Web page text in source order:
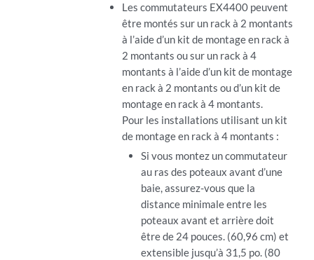
Les commutateurs EX4400 peuvent
être montés sur un rack à 2 montants
à l’aide d’un kit de montage en rack à
2 montants ou sur un rack à 4
montants à l’aide d’un kit de montage
en rack à 2 montants ou d’un kit de
montage en rack à 4 montants.
Pour les installations utilisant un kit
de montage en rack à 4 montants :
Si vous montez un commutateur
au ras des poteaux avant d’une
baie, assurez-vous que la
distance minimale entre les
poteaux avant et arrière doit
être de 24 pouces. (60,96 cm) et
extensible jusqu’à 31,5 po. (80